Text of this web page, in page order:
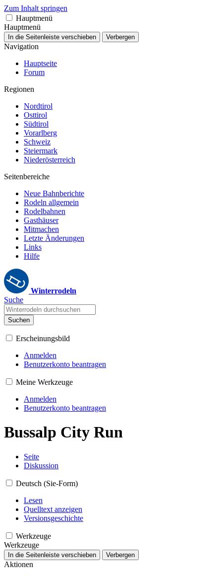
Zum Inhalt springen
Hauptmenü
Hauptmenü
In die Seitenleiste verschieben Verbergen
Navigation
Hauptseite
Forum
Regionen
Nordtirol
Osttirol
Südtirol
Vorarlberg
Schweiz
Steiermark
Niederösterreich
Seitenbereiche
Neue Bahnberichte
Rodeln allgemein
Rodelbahnen
Gasthäuser
Mitmachen
Letzte Änderungen
Links
Hilfe
Winterrodeln
Suche
Suchen
Erscheinungsbild
Anmelden
Benutzerkonto beantragen
Meine Werkzeuge
Anmelden
Benutzerkonto beantragen
Bussalp City Run
Seite
Diskussion
Deutsch (Sie-Form)
Lesen
Quelltext anzeigen
Versionsgeschichte
Werkzeuge
Werkzeuge
In die Seitenleiste verschieben Verbergen
Aktionen